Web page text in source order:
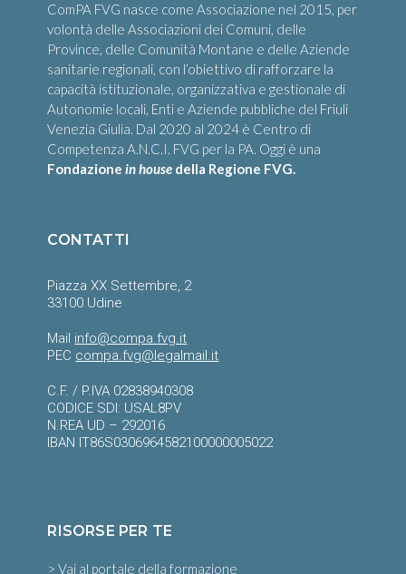
ComPA FVG nasce come Associazione nel 2015, per
volontà delle Associazioni dei Comuni, delle
Province, delle Comunità Montane e delle Aziende
sanitarie regionali, con l’obiettivo di rafforzare la
capacità istituzionale, organizzativa e gestionale di
Autonomie locali, Enti e Aziende pubbliche del Friuli
Venezia Giulia. Dal 2020 al 2024 è Centro di
Competenza A.N.C.I. FVG per la PA. Oggi è una
Fondazionein house della Regione FVG.
CONTATTI
Piazza XX Settembre, 2
33100 Udine
Mail info@compa.fvg.it
PEC compa.fvg@legalmail.it
C.F. / P.IVA 02838940308
CODICE SDI: USAL8PV
N.REA UD – 292016
IBAN IT86S0306964582100000005022
RISORSE PER TE
>Vai al portale della formazione